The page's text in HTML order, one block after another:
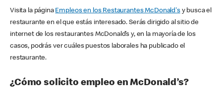
Visita la página Empleos en los Restaurantes McDonald'sy busca el
restaurante en el que estás interesado. Serás dirigido al sitio de
internet de los restaurantes McDonald’s y, en la mayoría de los
casos, podrás ver cuáles puestos laborales ha publicado el
restaurante.
¿Cómo solicito empleo en McDonald’s?